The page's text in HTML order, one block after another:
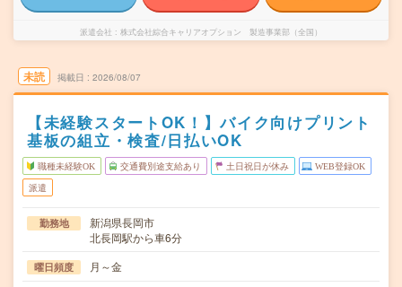
派遣会社 株式会社綜合キャリアオプション 製造事業部（全国）
未読 掲載日 2026/08/07
【未経験スタートOK！】バイク向けプリント
基板の組立・検査/日払いOK
職種未経験OK 交通費別途支給あり 土日祝日が休み WEB登録OK
派遣
勤務地
新潟県長岡市
北長岡駅から車6分
曜日頻度 月～金